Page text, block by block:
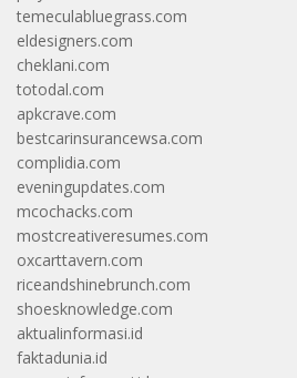
temeculabluegrass.com
eldesigners.com
cheklani.com
totodal.com
apkcrave.com
bestcarinsurancewsa.com
complidia.com
eveningupdates.com
mcochacks.com
mostcreativeresumes.com
oxcarttavern.com
riceandshinebrunch.com
shoesknowledge.com
aktualinformasi.id
faktadunia.id